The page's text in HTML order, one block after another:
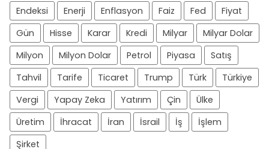
Endeksi
Enerji Enflasyon Faiz Fed
Fiyat
Gün
Hisse Karar Kredi Milyar
Milyar Dolar
Milyon
Milyon Dolar Petrol Piyasa
Satış
Tahvil
Tarife Ticaret Trump Türk
Türkiye
Vergi
Yapay Zeka Yatırım Çin
Ülke
Üretim
İhracat İran İsrail İş
İşlem
Şirket